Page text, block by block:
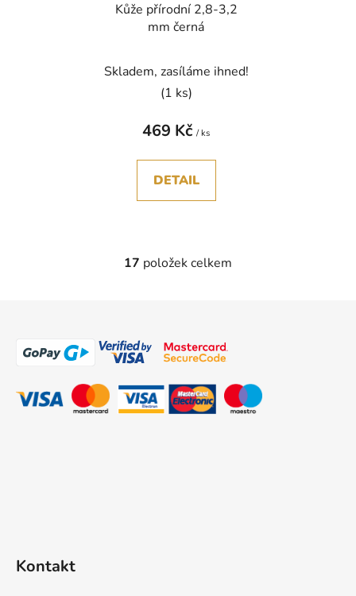
Kůže přírodní 2,8-3,2
mm černá
Skladem, zasíláme ihned!
(1 ks)
469 Kč / ks
DETAIL
O
d
a
í
p
17 položek celkem
Kontakt